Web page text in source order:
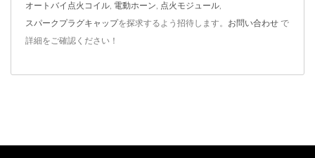
オートバイ点火コイル 電動ホーン 点火モジュール
スパークプラグキャップを探求するよう招待します。 お問い合わせ で
詳細をご確認ください！